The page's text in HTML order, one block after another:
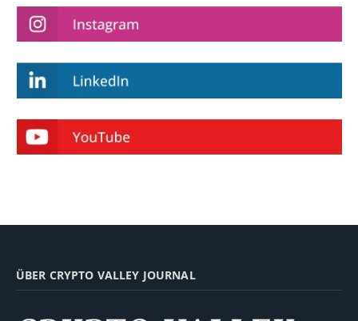
ÜBER CRYPTO VALLEY JOURNAL